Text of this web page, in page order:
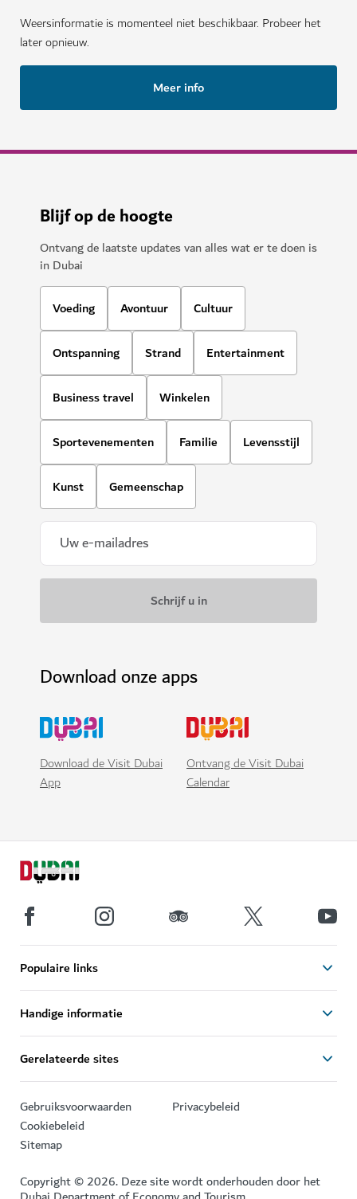
Weersinformatie is momenteel niet beschikbaar. Probeer het
later opnieuw.
Meer info
Blijf op de hoogte
Ontvang de laatste updates van alles wat er te doen is
in Dubai
Voeding Avontuur Cultuur
Ontspanning Strand Entertainment
Business travel Winkelen
Sportevenementen Familie Levensstijl
Kunst Gemeenschap
Download onze apps
Download de Visit Dubai
App
Ontvang de Visit Dubai
Calendar
Populaire links
Handige informatie
Gerelateerde sites
Gebruiksvoorwaarden
Privacybeleid
Cookiebeleid
Sitemap
Copyright © 2026. Deze site wordt onderhouden door het